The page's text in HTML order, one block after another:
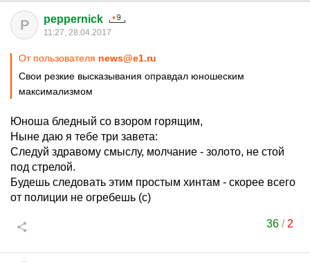
P peppernick
11:27, 28.04.2017
От пользователя news@e1.ru
Свои резкие высказывания оправдал юношеским
максимализмом
Юноша бледный со взором горящим,
Ныне даю я тебе три завета:
Следуй здравому смыслу, молчание - золото, не стой
под стрелой.
Будешь следовать этим простым хинтам - скорее всего
от полиции не огребешь (с)
36 / 2